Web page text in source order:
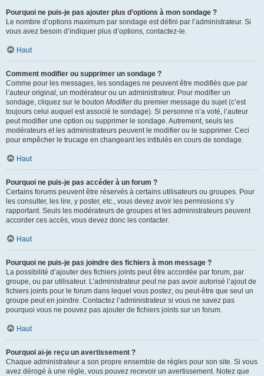
Pourquoi ne puis-je pas ajouter plus d’options à mon sondage ?
Le nombre d’options maximum par sondage est défini par l’administrateur. Si
vous avez besoin d’indiquer plus d’options, contactez-le.
Haut
Comment modifier ou supprimer un sondage ?
Comme pour les messages, les sondages ne peuvent être modifiés que par
l’auteur original, un modérateur ou un administrateur. Pour modifier un
sondage, cliquez sur le bouton Modifierdu premier message du sujet (c’est
toujours celui auquel est associé le sondage). Si personne n’a voté, l’auteur
peut modifier une option ou supprimer le sondage. Autrement, seuls les
modérateurs et les administrateurs peuvent le modifier ou le supprimer. Ceci
pour empêcher le trucage en changeant les intitulés en cours de sondage.
Haut
Pourquoi ne puis-je pas accéder à un forum ?
Certains forums peuvent être réservés à certains utilisateurs ou groupes. Pour
les consulter, les lire, y poster, etc., vous devez avoir les permissions s’y
rapportant. Seuls les modérateurs de groupes et les administrateurs peuvent
accorder ces accès, vous devez donc les contacter.
Haut
Pourquoi ne puis-je pas joindre des fichiers à mon message ?
La possibilité d’ajouter des fichiers joints peut être accordée par forum, par
groupe, ou par utilisateur. L’administrateur peut ne pas avoir autorisé l’ajout de
fichiers joints pour le forum dans lequel vous postez, ou peut-être que seul un
groupe peut en joindre. Contactez l’administrateur si vous ne savez pas
pourquoi vous ne pouvez pas ajouter de fichiers joints sur un forum.
Haut
Pourquoi ai-je reçu un avertissement ?
Chaque administrateur a son propre ensemble de règles pour son site. Si vous
avez dérogé à une règle, vous pouvez recevoir un avertissement. Notez que